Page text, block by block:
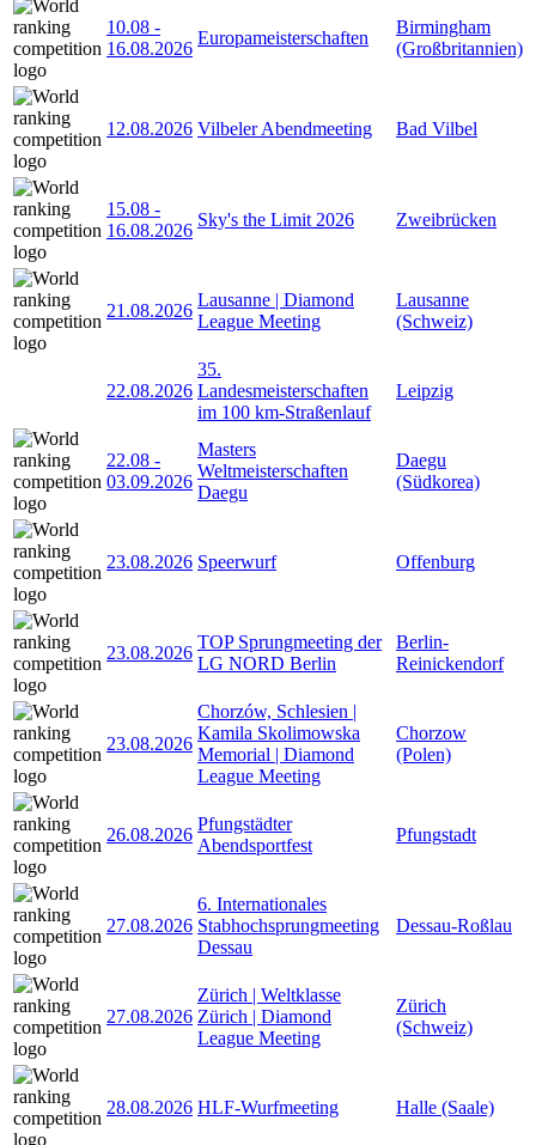
10.08 -
16.08.2026
Europameisterschaften
Birmingham
(Großbritannien)
12.08.2026 Vilbeler Abendmeeting Bad Vilbel
15.08 -
16.08.2026
Sky's the Limit 2026 Zweibrücken
21.08.2026
Lausanne | Diamond
League Meeting
Lausanne
(Schweiz)
22.08.2026
35.
Landesmeisterschaften
im 100 km-Straßenlauf
Leipzig
22.08 -
03.09.2026
Masters
Weltmeisterschaften
Daegu
Daegu
(Südkorea)
23.08.2026 Speerwurf Offenburg
23.08.2026
TOP Sprungmeeting der
LG NORD Berlin
Berlin-
Reinickendorf
23.08.2026
Chorzów, Schlesien |
Kamila Skolimowska
Memorial | Diamond
League Meeting
Chorzow
(Polen)
26.08.2026
Pfungstädter
Abendsportfest
Pfungstadt
27.08.2026
6. Internationales
Stabhochsprungmeeting
Dessau
Dessau-Roßlau
27.08.2026
Zürich | Weltklasse
Zürich | Diamond
League Meeting
Zürich
(Schweiz)
28.08.2026 HLF-Wurfmeeting Halle (Saale)